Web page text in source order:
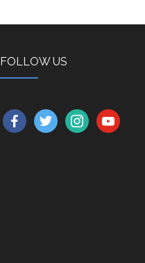
FOLLOW US
facebooktwitterinstagramyoutube